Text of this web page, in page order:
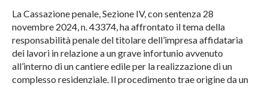
La Cassazione penale, Sezione IV, con sentenza 28
novembre 2024, n. 43374, ha affrontato il tema della
responsabilità penale del titolare dell’impresa affidataria
dei lavori in relazione a un grave infortunio avvenuto
all’interno di un cantiere edile per la realizzazione di un
complesso residenziale. Il procedimento trae origine da un